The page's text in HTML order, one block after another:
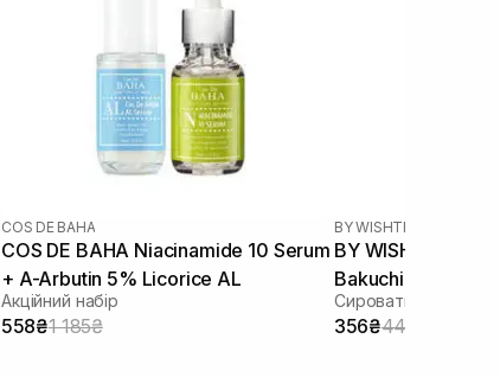
COS DE BAHA
COS DE BAHA Niacinamide 10 Serum
+ A-Arbutin 5% Licorice AL
Акційний набір
558₴1 185₴
BY WISHTREND
BY WISHTREND
Bakuchiol Serum
Сироватка з
356₴445₴